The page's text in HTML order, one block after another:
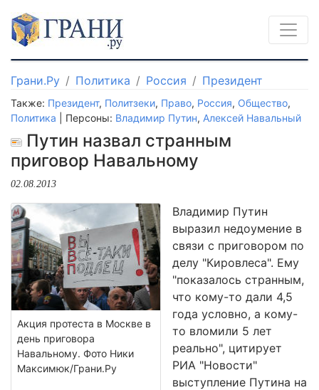
Грани.Ру Политика Россия Президент
Также: Президент, Политзеки, Право, Россия, Общество,
Политика | Персоны: Владимир Путин, Алексей Навальный
Путин назвал странным
приговор Навальному
02.08.2013
Акция протеста в Москве в
день приговора
Навальному. Фото Ники
Максимюк/Грани.Ру
Владимир Путин
выразил недоумение в
связи с приговором по
делу "Кировлеса". Ему
"показалось странным,
что кому-то дали 4,5
года условно, а кому-
то вломили 5 лет
реально", цитирует
РИА "Новости"
выступление Путина на